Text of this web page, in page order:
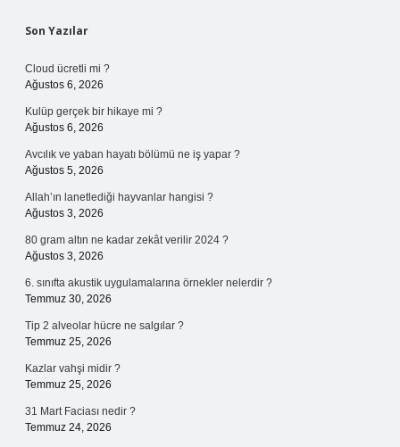
Sidebar
Son Yazılar
Cloud ücretli mi ?
Ağustos 6, 2026
Kulüp gerçek bir hikaye mi ?
Ağustos 6, 2026
Avcılık ve yaban hayatı bölümü ne iş yapar ?
Ağustos 5, 2026
Allah’ın lanetlediği hayvanlar hangisi ?
Ağustos 3, 2026
80 gram altın ne kadar zekât verilir 2024 ?
Ağustos 3, 2026
6. sınıfta akustik uygulamalarına örnekler nelerdir ?
Temmuz 30, 2026
Tip 2 alveolar hücre ne salgılar ?
Temmuz 25, 2026
Kazlar vahşi midir ?
Temmuz 25, 2026
31 Mart Faciası nedir ?
Temmuz 24, 2026